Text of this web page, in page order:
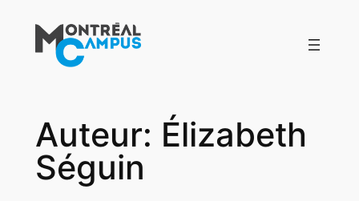
contenu
Auteur: Élizabeth
Séguin